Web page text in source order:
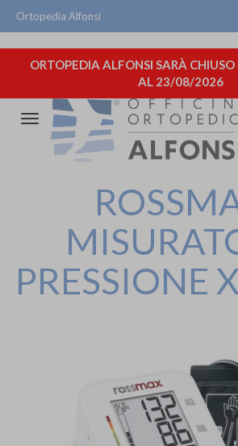
Ortopedia Alfonsi
ORTOPEDIA ALFONSI SARÀ
AL 23/08/2026
Attiva/disattiva
navigazione
PRESSIONE